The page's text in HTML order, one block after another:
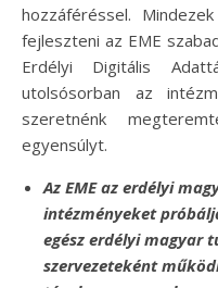
hozzáféréssel.
fejleszteni az EME
Erdélyi Digitális
utolsósorban az
szeretnénk
egyensúlyt.
Az EME az erdélyi
intézményeket
egész erdélyi magyar
szervezeteként